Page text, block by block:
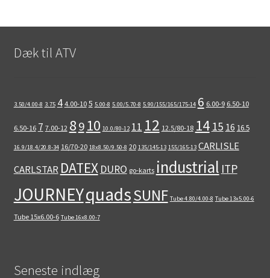
Dæk til ATV
3.50/4.00-8 3.75 4 4.00-10 5 5.00-8 5.00/5.70-8 5.90/155/165/175-14 6 6.00-9 6.50-10
6.50-16 7 7.00-12 89 10 10.0/80-12 11 12 12.5/80-18 14 15 16 16.5
16.9/18.4/20.8-34 16/70-20 18x8.50/9.50-8 20 135/145-13 155/165-13 CARLISLE
CARLSTAR DATEX DURO go-karts industrial ITP
JOURNEYquadsSUNF Tube 4.80/4.00-8 Tube 13x5.00-6
Tube 15x6.00-6 Tube 16x8.00-7
Seneste indlæg